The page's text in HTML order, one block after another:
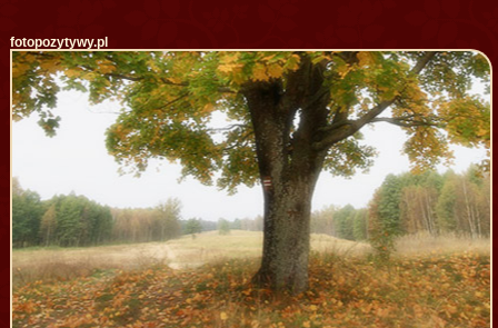
fotopozytywy.pl